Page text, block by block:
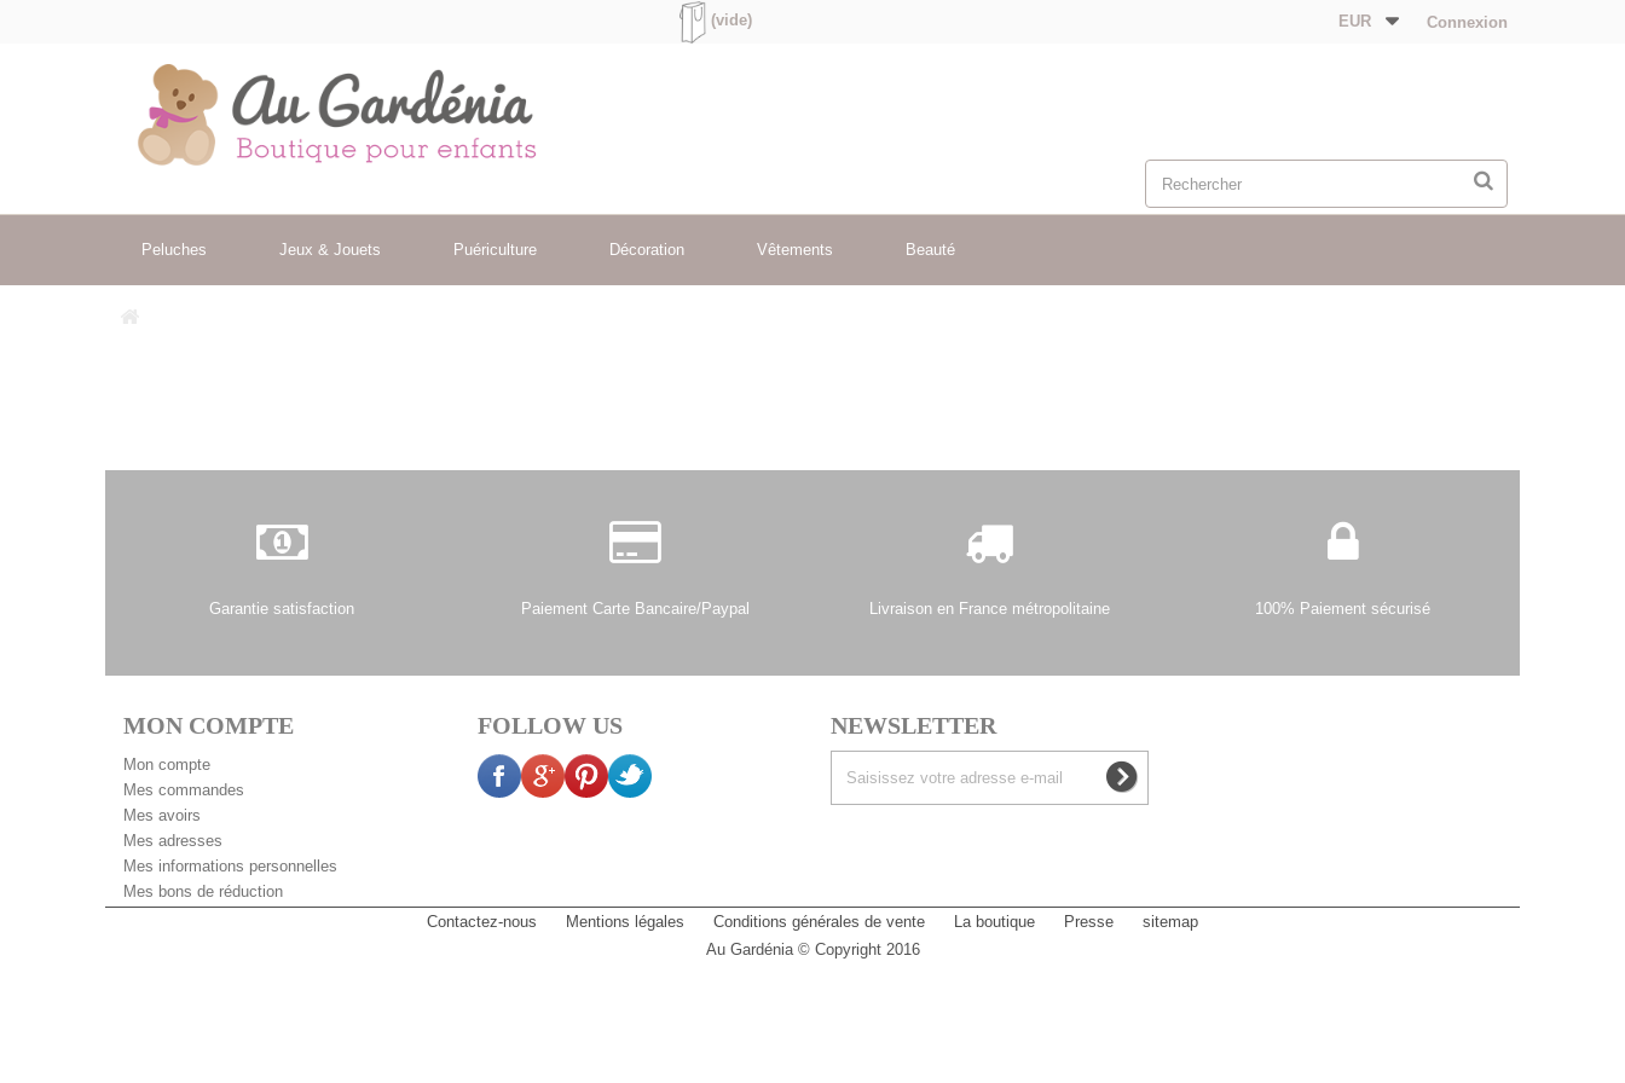
Connexion
EUR
(vide)
Peluches Jeux & Jouets Puériculture Décoration Vêtements Beauté
Garantie satisfaction Paiement Carte Bancaire/Paypal Livraison en France métropolitaine 100% Paiement sécurisé
MON COMPTE
Mon compte
Mes commandes
Mes avoirs
Mes adresses
Mes informations personnelles
Mes bons de réduction
FOLLOW US NEWSLETTER
Contactez-nous Mentions légales Conditions générales de vente La boutique Presse
sitemap
Au Gardénia © Copyright 2016